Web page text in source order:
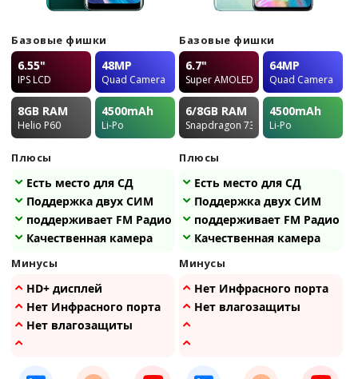
Базовые фишки
6.55"
IPS LCD
48MP
Quad Camera
8GB RAM
Helio P60
4500mAh
Li-Po
Плюсы
Есть место для СД
Поддержка двух СИМ
поддерживает FM Радио
Качественная камера
Минусы
HD+ дисплей
Нет Инфрасного порта
Нет влагозащиты
Базовые фишки
6.7"
Super AMOLED
64MP
Quad Camera
6/8GB RAM
Snapdragon 730
4500mAh
Li-Po
Плюсы
Есть место для СД
Поддержка двух СИМ
поддерживает FM Радио
Качественная камера
Минусы
Нет Инфрасного порта
Нет влагозащиты